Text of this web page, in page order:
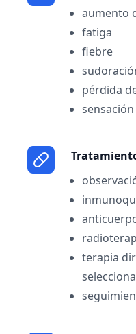
aumento
fatiga
fiebre
pérdida
terapia